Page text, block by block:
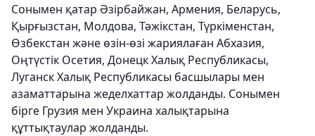
Сонымен қатар Әзірбайжан, Армения, Беларусь,
Қырғызстан, Молдова, Тәжікстан, Түркіменстан,
Өзбекстан және өзін-өзі жариялаған Абхазия,
Оңтүстік Осетия, Донецк Халық Республикасы,
Луганск Халық Республикасы басшылары мен
азаматтарына жеделхаттар жолданды. Сонымен
бірге Грузия мен Украина халықтарына
құттықтаулар жолданды.